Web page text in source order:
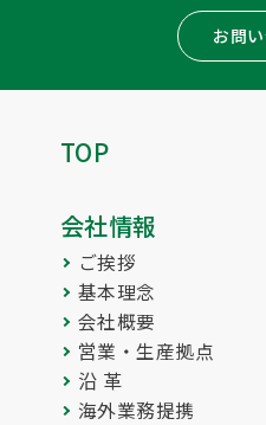
お問
TOP
会社情報
ご挨拶
基本理念
会社概要
営業・生産拠点
沿 革
海外業務提携